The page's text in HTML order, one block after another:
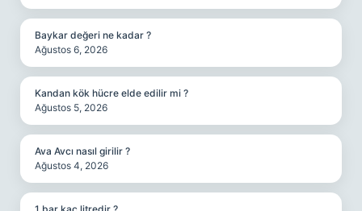
Baykar değeri ne kadar ?
Ağustos 6, 2026
Kandan kök hücre elde edilir mi ?
Ağustos 5, 2026
Ava Avcı nasıl girilir ?
Ağustos 4, 2026